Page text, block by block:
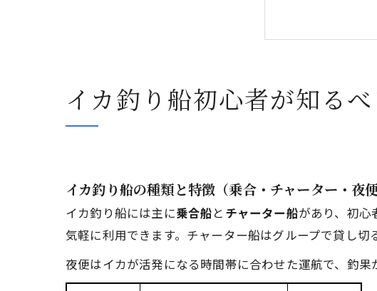
初心者でも
評判と実績
アクセス
イカ釣り船初心者が知る
イカ釣り船の種類と特徴（乗合・チャーター・夜便
イカ釣り船には主に乗合船と チャーター船があり、初心
気軽に利用できます。チャーター船はグループで貸し切
夜便はイカが活発になる時間帯に合わせた運航で、釣果